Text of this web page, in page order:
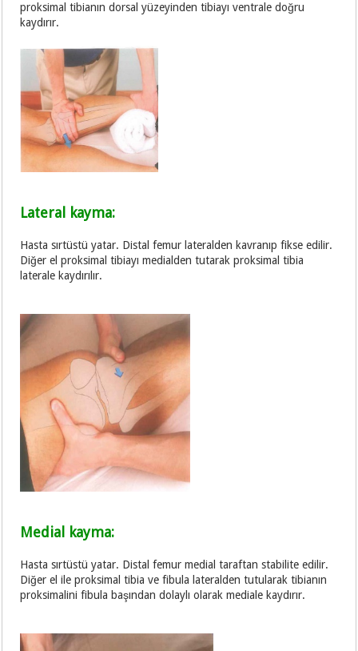
proksimal tibianın dorsal yüzeyinden tibiayı ventrale doğru
kaydırır.
Lateral kayma:
Hasta sırtüstü yatar. Distal femur lateralden kavranıp fikse edilir.
Diğer el proksimal tibiayı medialden tutarak proksimal tibia
laterale kaydırılır.
Medial kayma:
Hasta sırtüstü yatar. Distal femur medial taraftan stabilite edilir.
Diğer el ile proksimal tibia ve fibula lateralden tutularak tibianın
proksimalini fibula başından dolaylı olarak mediale kaydırır.